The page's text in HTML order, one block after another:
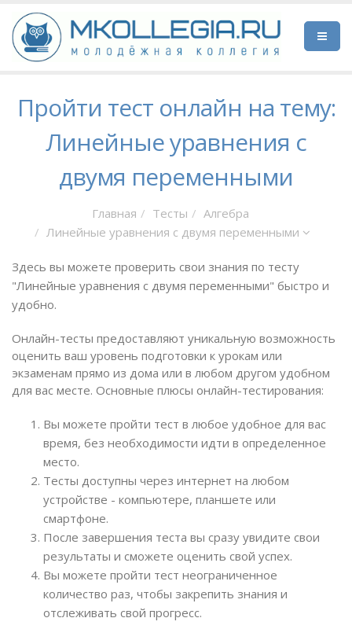
Пройти тест онлайн на тему:
Линейные уравнения с
двумя переменными
Главная Тесты
Алгебра
Линейные уравнения с двумя переменными
Здесь вы можете проверить свои знания по тесту
"Линейные уравнения с двумя переменными" быстро и
удобно.
Онлайн-тесты предоставляют уникальную возможность
оценить ваш уровень подготовки к урокам или
экзаменам прямо из дома или в любом другом удобном
для вас месте. Основные плюсы онлайн-тестирования:
Вы можете пройти тест в любое удобное для вас
время, без необходимости идти в определенное
место.
Тесты доступны через интернет на любом
устройстве - компьютере, планшете или
смартфоне.
После завершения теста вы сразу увидите свои
результаты и сможете оценить свой успех.
Вы можете пройти тест неограниченное
количество раз, чтобы закрепить знания и
отслеживать свой прогресс.